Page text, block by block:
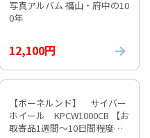
写真アルバム 福山・府中の10
0年
12,100円
【ボーネルンド】 サイバー
ホイール KPCW1000CB 【お
取寄品1週間～10日間程度か